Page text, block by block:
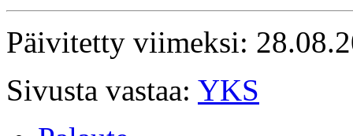
Päivitetty viimeksi:
Sivusta vastaa: YKS